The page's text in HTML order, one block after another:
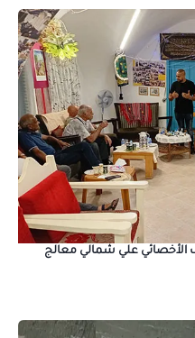
الأخصائي علي شمالي معالج